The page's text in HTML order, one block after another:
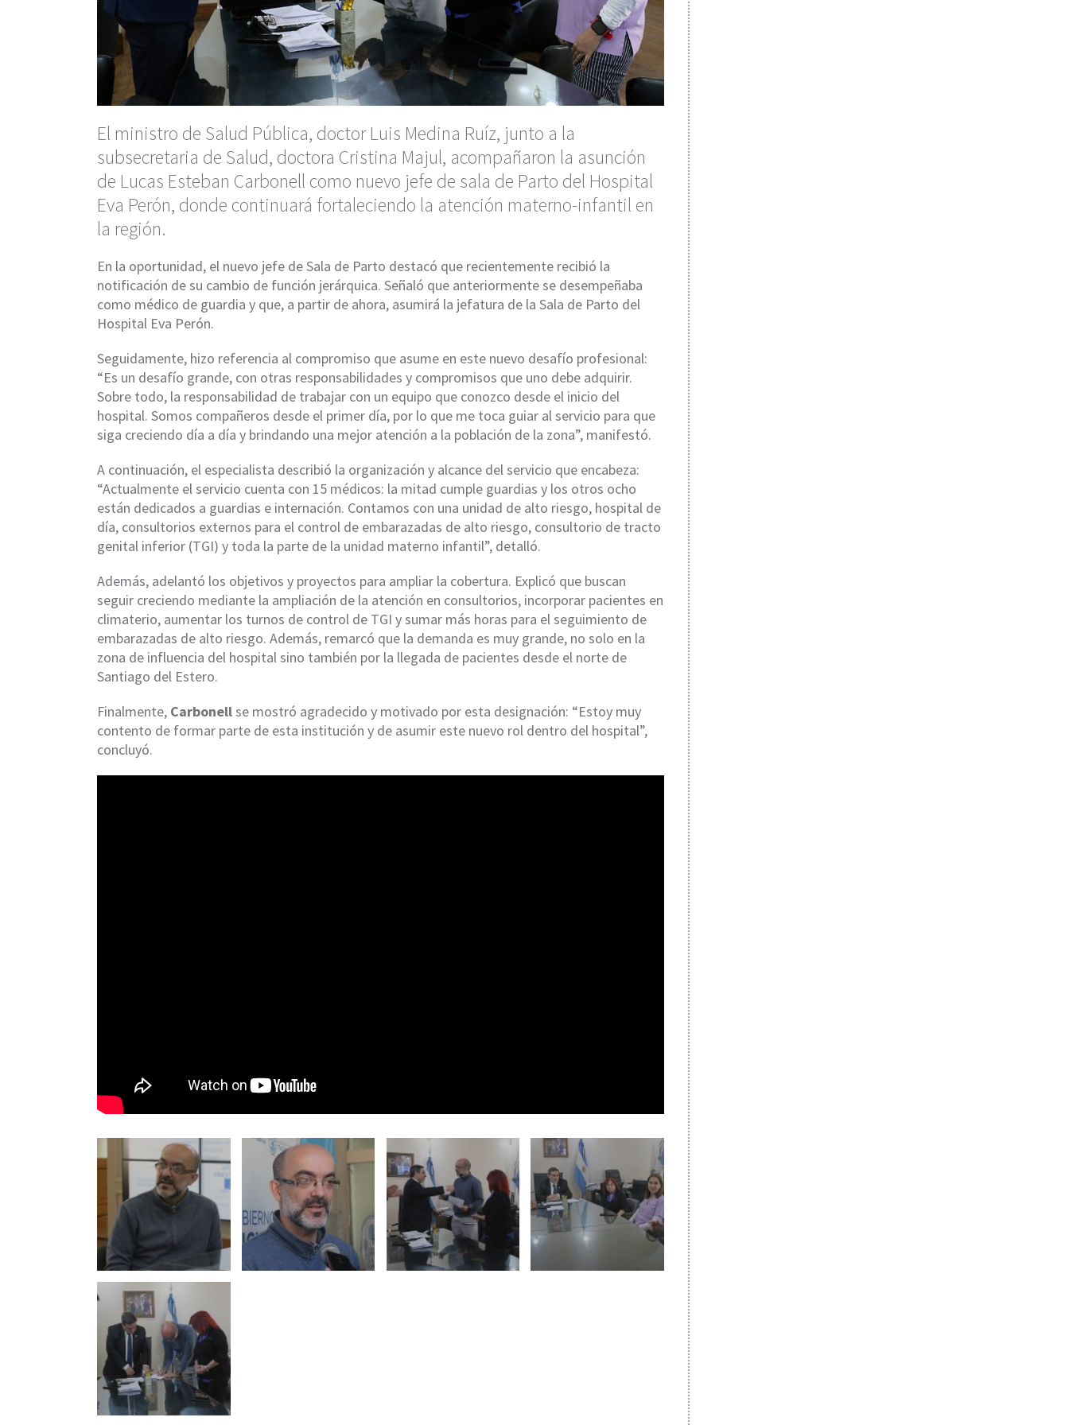
El ministro de Salud Pública, doctor Luis Medina Ruíz, junto a la
subsecretaria de Salud, doctora Cristina Majul, acompañaron la asunción
de Lucas Esteban Carbonell como nuevo jefe de sala de Parto del Hospital
Eva Perón, donde continuará fortaleciendo la atención materno-infantil en
la región.
En la oportunidad, el nuevo jefe de Sala de Parto destacó que recientemente recibió la
notificación de su cambio de función jerárquica. Señaló que anteriormente se desempeñaba
como médico de guardia y que, a partir de ahora, asumirá la jefatura de la Sala de Parto del
Hospital Eva Perón.
Seguidamente, hizo referencia al compromiso que asume en este nuevo desafío profesional:
“Es un desafío grande, con otras responsabilidades y compromisos que uno debe adquirir.
Sobre todo, la responsabilidad de trabajar con un equipo que conozco desde el inicio del
hospital. Somos compañeros desde el primer día, por lo que me toca guiar al servicio para que
siga creciendo día a día y brindando una mejor atención a la población de la zona”, manifestó.
A continuación, el especialista describió la organización y alcance del servicio que encabeza:
“Actualmente el servicio cuenta con 15 médicos: la mitad cumple guardias y los otros ocho
están dedicados a guardias e internación. Contamos con una unidad de alto riesgo, hospital de
día, consultorios externos para el control de embarazadas de alto riesgo, consultorio de tracto
genital inferior (TGI) y toda la parte de la unidad materno infantil”, detalló.
Además, adelantó los objetivos y proyectos para ampliar la cobertura. Explicó que buscan
seguir creciendo mediante la ampliación de la atención en consultorios, incorporar pacientes en
climaterio, aumentar los turnos de control de TGI y sumar más horas para el seguimiento de
embarazadas de alto riesgo. Además, remarcó que la demanda es muy grande, no solo en la
zona de influencia del hospital sino también por la llegada de pacientes desde el norte de
Santiago del Estero.
Finalmente, Carbonellse mostró agradecido y motivado por esta designación: “Estoy muy
contento de formar parte de esta institución y de asumir este nuevo rol dentro del hospital”,
concluyó.